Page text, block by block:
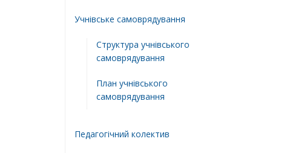
Учнівське самоврядування
Структура учнiвського
самоврядування
План учнiвського
самоврядування
Педагогічний колектив